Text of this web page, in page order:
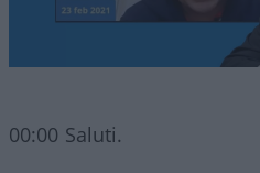
00:00 Saluti.